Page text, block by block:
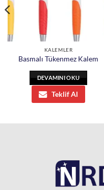
KALEMLER
Basmalı Tükenmez Kalem
DEVAMINI OKU
Teklif Al